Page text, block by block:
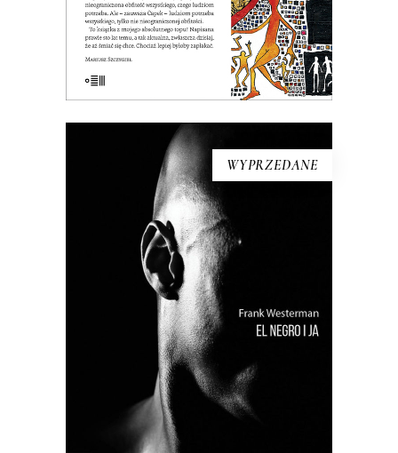
E-BOOK DO KOSZYKA
WYPRZEDANE
EL NEGRO I JA
Próba odtworzenia życia tzw.
buszmena z Banyoles – wypchanego
człowieka, który był eksponatem
muzealnym aż do lat 90. XX wieku.
Holenderki reporter przywraca
buszmenowi z Banyoles ludzką
godność i stawia pytania o istotę
rasizmu.